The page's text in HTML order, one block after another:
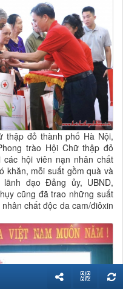
thập đỏ thành phố Hà Nội,
trào Hội Chữ thập đỏ
hội viên nạn nhân chất
khăn, mỗi suất gồm quà và
đạo Đảng ủy, UBND,
cũng đã trao những suất
chất độc da cam/điôxin